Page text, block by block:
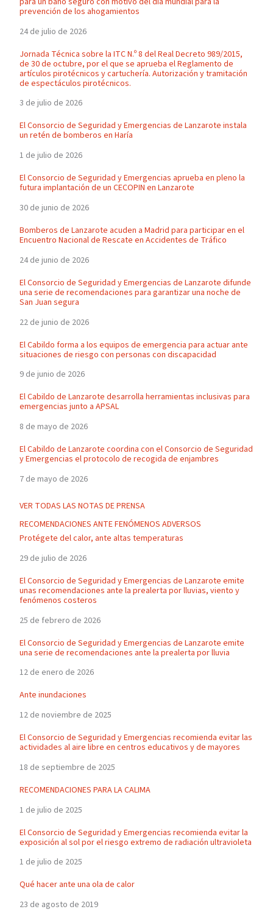
prevención de los ahogamientos
24 de julio de 2026
Jornada Técnica sobre la ITC N.º 8 del Real Decreto 989/2015,
de 30 de octubre, por el que se aprueba el Reglamento de
artículos pirotécnicos y cartuchería. Autorización y tramitación
de espectáculos pirotécnicos.
3 de julio de 2026
El Consorcio de Seguridad y Emergencias de Lanzarote instala
un retén de bomberos en Haría
1 de julio de 2026
El Consorcio de Seguridad y Emergencias aprueba en pleno la
futura implantación de un CECOPIN en Lanzarote
30 de junio de 2026
Bomberos de Lanzarote acuden a Madrid para participar en el
Encuentro Nacional de Rescate en Accidentes de Tráfico
24 de junio de 2026
El Consorcio de Seguridad y Emergencias de Lanzarote difunde
una serie de recomendaciones para garantizar una noche de
San Juan segura
22 de junio de 2026
El Cabildo forma a los equipos de emergencia para actuar ante
situaciones de riesgo con personas con discapacidad
9 de junio de 2026
El Cabildo de Lanzarote desarrolla herramientas inclusivas para
emergencias junto a APSAL
8 de mayo de 2026
El Cabildo de Lanzarote coordina con el Consorcio de Seguridad
y Emergencias el protocolo de recogida de enjambres
7 de mayo de 2026
VER TODAS LAS NOTAS DE PRENSA
RECOMENDACIONES ANTE FENÓMENOS ADVERSOS
Protégete del calor, ante altas temperaturas
29 de julio de 2026
El Consorcio de Seguridad y Emergencias de Lanzarote emite
unas recomendaciones ante la prealerta por lluvias, viento y
fenómenos costeros
25 de febrero de 2026
El Consorcio de Seguridad y Emergencias de Lanzarote emite
una serie de recomendaciones ante la prealerta por lluvia
12 de enero de 2026
Ante inundaciones
12 de noviembre de 2025
El Consorcio de Seguridad y Emergencias recomienda evitar las
actividades al aire libre en centros educativos y de mayores
18 de septiembre de 2025
RECOMENDACIONES PARA LA CALIMA
1 de julio de 2025
El Consorcio de Seguridad y Emergencias recomienda evitar la
exposición al sol por el riesgo extremo de radiación ultravioleta
1 de julio de 2025
Qué hacer ante una ola de calor
23 de agosto de 2019